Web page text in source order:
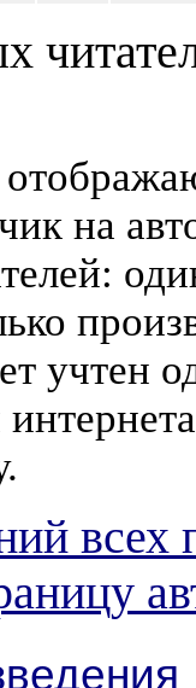
на
учтен
всех